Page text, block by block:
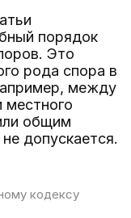
порядок
Это
рода спора в
между
местного
общим
допускается.
кодексу